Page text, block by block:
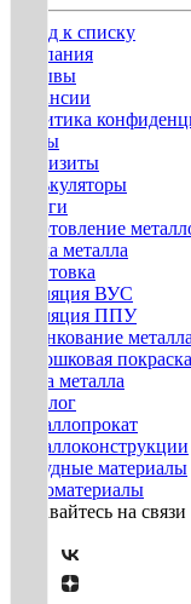
Назад к списку
Компания
Отзывы
Вакансии
Политика
Госты
Реквизиты
Калькуляторы
Услуги
Изготовление
Гибка металла
Грунтовка
Изоляция ВУС
Изоляция ППУ
Оцинкование металла
Порошковая
Резка металла
Каталог
Металлопрокат
Металлоконструкции
Нерудные материалы
Пиломатериалы
Оставайтесь на связи